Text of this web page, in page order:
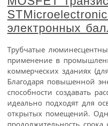
электронных
Трубчатые
применение в
коммерческих зданиях
Благодаря повышенной
способности создавать
идеально подходят для
открытых помещений.